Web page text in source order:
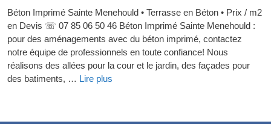
Béton Imprimé Sainte Menehould • Terrasse en Béton • Prix / m2
en Devis ☏ 07 85 06 50 46 Béton Imprimé Sainte Menehould :
pour des aménagements avec du béton imprimé, contactez
notre équipe de professionnels en toute confiance! Nous
réalisons des allées pour la cour et le jardin, des façades pour
des batiments, … Lire plus